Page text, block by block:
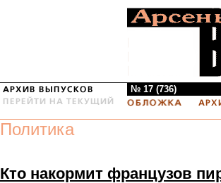
№ 17 (736)
Политика
Кто накормит французов